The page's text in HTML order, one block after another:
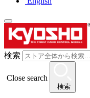
検索
Close search
検索